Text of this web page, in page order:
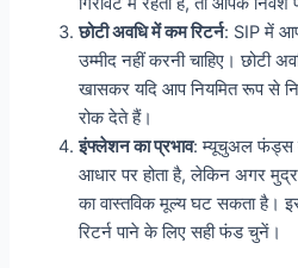
छोटी अवधि में कम रिटर्न: SIP में
उम्मीद नहीं करनी चाहिए। छोटी
खासकर यदि आप नियमित रूप से
रोक देते हैं।
इंफ्लेशन का प्रभाव: म्यूचुअल फंड्स
आधार पर होता है, लेकिन अगर
का वास्तविक मूल्य घट सकता है।
रिटर्न पाने के लिए सही फंड चुनें।